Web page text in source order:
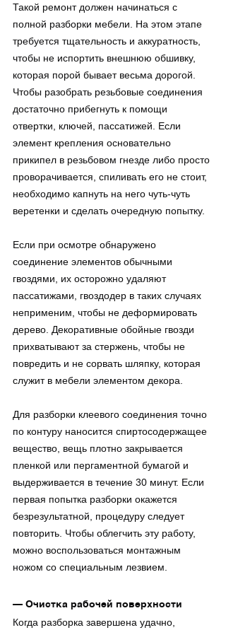
Такой ремонт должен начинаться с
полной разборки мебели. На этом этапе
требуется тщательность и аккуратность,
чтобы не испортить внешнюю обшивку,
которая порой бывает весьма дорогой.
Чтобы разобрать резьбовые соединения
достаточно прибегнуть к помощи
отвертки, ключей, пассатижей. Если
элемент крепления основательно
прикипел в резьбовом гнезде либо просто
проворачивается, спиливать его не стоит,
необходимо капнуть на него чуть-чуть
веретенки и сделать очередную попытку.
Если при осмотре обнаружено
соединение элементов обычными
гвоздями, их осторожно удаляют
пассатижами, гвоздодер в таких случаях
неприменим, чтобы не деформировать
дерево. Декоративные обойные гвозди
прихватывают за стержень, чтобы не
повредить и не сорвать шляпку, которая
служит в мебели элементом декора.
Для разборки клеевого соединения точно
по контуру наносится спиртосодержащее
вещество, вещь плотно закрывается
пленкой или пергаментной бумагой и
выдерживается в течение 30 минут. Если
первая попытка разборки окажется
безрезультатной, процедуру следует
повторить. Чтобы облегчить эту работу,
можно воспользоваться монтажным
ножом со специальным лезвием.
— Очистка рабочей поверхности
Когда разборка завершена удачно,